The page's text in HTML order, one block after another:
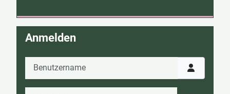
Anmelden
Benutzername